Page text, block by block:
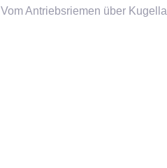
Vom Antriebsriemen über